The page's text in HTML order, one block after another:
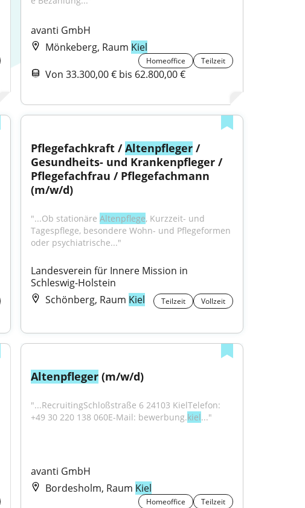
avanti GmbH
Mönkeberg, Raum Kiel
Homeoffice Teilzeit
Von 33.300,00 € bis 62.800,00 €
Pflegefachkraft / Altenpfleger /
Gesundheits- und Krankenpfleger /
Pflegefachfrau / Pflegefachmann
(m/w/d)
"...Ob stationäre Altenpflege, Kurzzeit- und
Tagespflege, besondere Wohn- und Pflegeformen
oder psychiatrische..."
Landesverein für Innere Mission in
Schleswig-Holstein
Schönberg, Raum Kiel Teilzeit Vollzeit
Altenpfleger (m/w/d)
"...RecruitingSchloßstraße 6 24103 KielTelefon:
+49 30 220 138 060E-Mail: bewerbung.kiel..."
avanti GmbH
Bordesholm, Raum Kiel
Homeoffice Teilzeit